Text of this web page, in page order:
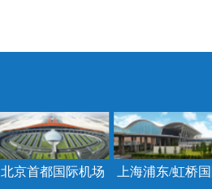
北京首都国际机场
上海浦东/虹桥